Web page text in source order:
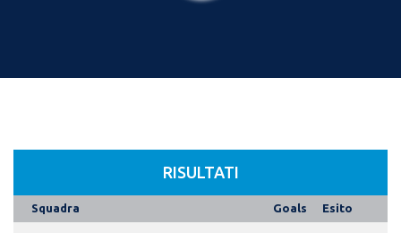
RISULTATI
Squadra Goals Esito